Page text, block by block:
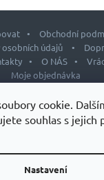
cookie.
souhlas s jejich
Nastavení
í
p
r
v
k
v
ý
u
á
í
Obchodní
údajů
O NÁS
Moje objednávka
nastavení cookies
vytvořilShoptetak.cz